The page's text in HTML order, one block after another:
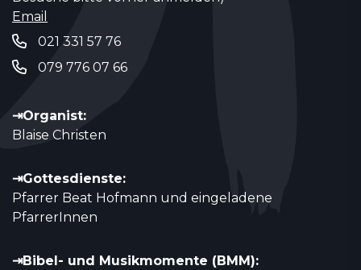
Email
021 331 57 76
079 776 07 66
⇥Organist:
Blaise Christen
⇥Gottesdienste:
Pfarrer Beat Hofmann und eingeladene
PfarrerInnen
⇥Bibel- und Musikmomente (BMM):